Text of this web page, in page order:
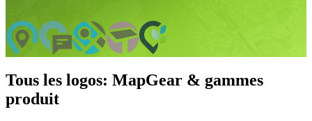
Tous les logos: MapGear & gammes
produit